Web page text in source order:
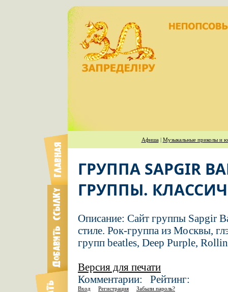
Афиша| Музыкальные приколы и
ГРУППА SAPGIR
ГРУППЫ.
Описание: Сайт группы Sapgir
стиле. Рок-группа из Москвы,
групп beatles, Deep Purple,
Версия для печати
Комментарии: Рейтинг:
Вход Регистрация Забыли пароль?